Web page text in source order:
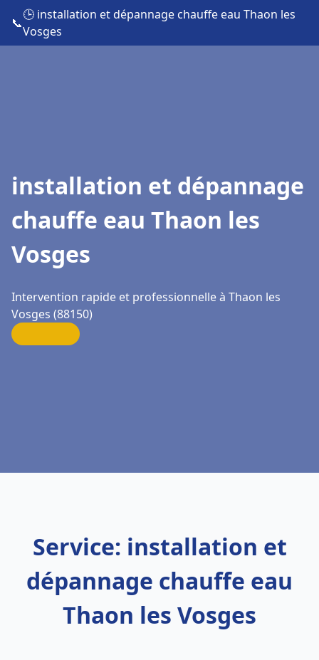
📞
🕒 installation et dépannage chauffe eau Thaon les
Vosges
installation et dépannage
chauffe eau Thaon les
Vosges
Intervention rapide et professionnelle à Thaon les
Vosges (88150)
Service: installation et
dépannage chauffe eau
Thaon les Vosges